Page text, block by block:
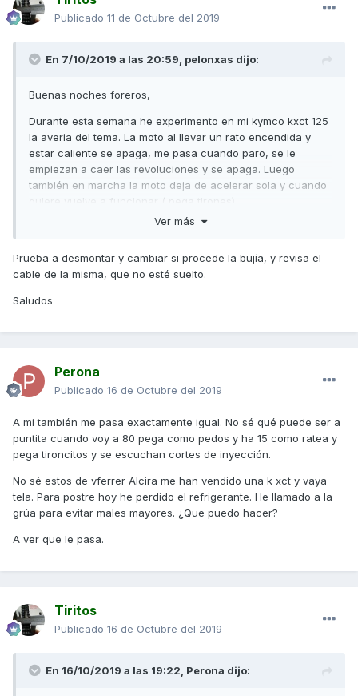
Publicado 11 de Octubre del 2019
En 7/10/2019 a las 20:59, pelonxas dijo:
Buenas noches foreros,
Durante esta semana he experimento en mi kymco kxct 125
la averia del tema. La moto al llevar un rato encendida y
estar caliente se apaga, me pasa cuando paro, se le
empiezan a caer las revoluciones y se apaga. Luego
también en marcha la moto deja de acelerar sola y cuando
quiere vuelve a funcionar ( pega tirones).
A ver si alguien me puede ayudar alguien con este tema.
Saludos y gracias
Ver más
Prueba a desmontar y cambiar si procede la bujía, y revisa el
cable de la misma, que no esté suelto.
Saludos
Perona
Publicado 16 de Octubre del 2019
A mi también me pasa exactamente igual. No sé qué puede ser a
puntita cuando voy a 80 pega como pedos y ha 15 como ratea y
pega tironcitos y se escuchan cortes de inyección.
No sé estos de vferrer Alcira me han vendido una k xct y vaya
tela. Para postre hoy he perdido el refrigerante. He llamado a la
grúa para evitar males mayores. ¿Que puedo hacer?
A ver que le pasa.
Tiritos
Publicado 16 de Octubre del 2019
En 16/10/2019 a las 19:22, Perona dijo: